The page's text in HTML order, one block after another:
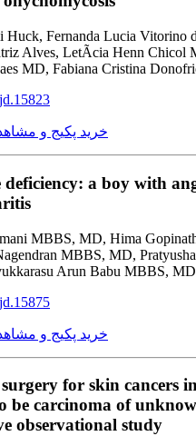
Huck, Fernanda Lucia Vitorino
Alves, LetÃ­cia Henn Chicol
MD, Fabiana Cristina
خرید پکیج و
deficiency: a boy with
MBBS, MD, Hima
MBBS, MD,
Arun Babu MBBS, MD
خرید پکیج و
for skin cancers
be carcinoma of
observational study